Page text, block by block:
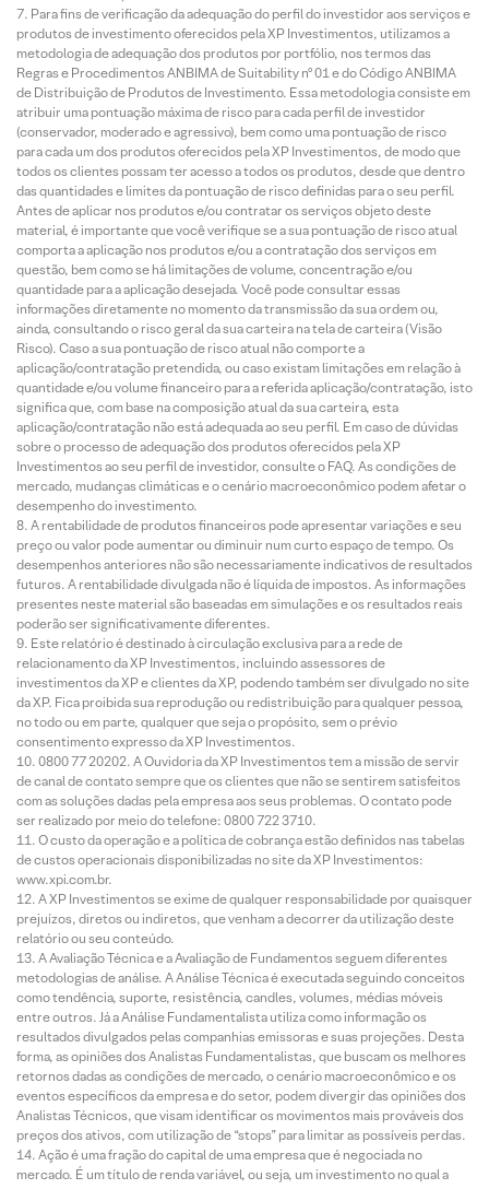
Para fins de verificação da adequação do perfil do investidor aos serviços e
produtos de investimento oferecidos pela XP Investimentos, utilizamos a
metodologia de adequação dos produtos por portfólio, nos termos das
Regras e Procedimentos ANBIMA de Suitability nº 01 e do Código ANBIMA
de Distribuição de Produtos de Investimento. Essa metodologia consiste em
atribuir uma pontuação máxima de risco para cada perfil de investidor
(conservador, moderado e agressivo), bem como uma pontuação de risco
para cada um dos produtos oferecidos pela XP Investimentos, de modo que
todos os clientes possam ter acesso a todos os produtos, desde que dentro
das quantidades e limites da pontuação de risco definidas para o seu perfil.
Antes de aplicar nos produtos e/ou contratar os serviços objeto deste
material, é importante que você verifique se a sua pontuação de risco atual
comporta a aplicação nos produtos e/ou a contratação dos serviços em
questão, bem como se há limitações de volume, concentração e/ou
quantidade para a aplicação desejada. Você pode consultar essas
informações diretamente no momento da transmissão da sua ordem ou,
ainda, consultando o risco geral da sua carteira na tela de carteira (Visão
Risco). Caso a sua pontuação de risco atual não comporte a
aplicação/contratação pretendida, ou caso existam limitações em relação à
quantidade e/ou volume financeiro para a referida aplicação/contratação, isto
significa que, com base na composição atual da sua carteira, esta
aplicação/contratação não está adequada ao seu perfil. Em caso de dúvidas
sobre o processo de adequação dos produtos oferecidos pela XP
Investimentos ao seu perfil de investidor, consulte o FAQ. As condições de
mercado, mudanças climáticas e o cenário macroeconômico podem afetar o
desempenho do investimento.
A rentabilidade de produtos financeiros pode apresentar variações e seu
preço ou valor pode aumentar ou diminuir num curto espaço de tempo. Os
desempenhos anteriores não são necessariamente indicativos de resultados
futuros. A rentabilidade divulgada não é líquida de impostos. As informações
presentes neste material são baseadas em simulações e os resultados reais
poderão ser significativamente diferentes.
Este relatório é destinado à circulação exclusiva para a rede de
relacionamento da XP Investimentos, incluindo assessores de
investimentos da XP e clientes da XP, podendo também ser divulgado no site
da XP. Fica proibida sua reprodução ou redistribuição para qualquer pessoa,
no todo ou em parte, qualquer que seja o propósito, sem o prévio
consentimento expresso da XP Investimentos.
0800 77 20202. A Ouvidoria da XP Investimentos tem a missão de servir
de canal de contato sempre que os clientes que não se sentirem satisfeitos
com as soluções dadas pela empresa aos seus problemas. O contato pode
ser realizado por meio do telefone: 0800 722 3710.
O custo da operação e a política de cobrança estão definidos nas tabelas
de custos operacionais disponibilizadas no site da XP Investimentos:
www.xpi.com.br.
A XP Investimentos se exime de qualquer responsabilidade por quaisquer
prejuízos, diretos ou indiretos, que venham a decorrer da utilização deste
relatório ou seu conteúdo.
A Avaliação Técnica e a Avaliação de Fundamentos seguem diferentes
metodologias de análise. A Análise Técnica é executada seguindo conceitos
como tendência, suporte, resistência, candles, volumes, médias móveis
entre outros. Já a Análise Fundamentalista utiliza como informação os
resultados divulgados pelas companhias emissoras e suas projeções. Desta
forma, as opiniões dos Analistas Fundamentalistas, que buscam os melhores
retornos dadas as condições de mercado, o cenário macroeconômico e os
eventos específicos da empresa e do setor, podem divergir das opiniões dos
Analistas Técnicos, que visam identificar os movimentos mais prováveis dos
preços dos ativos, com utilização de “stops” para limitar as possíveis perdas.
Ação é uma fração do capital de uma empresa que é negociada no
mercado. É um título de renda variável, ou seja, um investimento no qual a